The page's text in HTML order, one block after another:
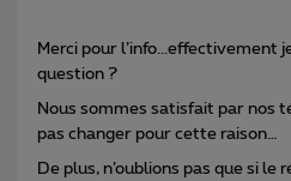
Merci pour l’info...effectivement
question ?
Nous sommes satisfait par nos
pas changer pour cette raison…
De plus, n’oublions pas que si